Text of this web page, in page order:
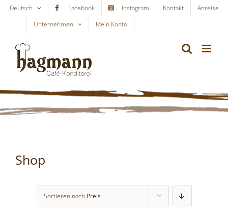
Skip
content
Deutsch Facebook Instagram Kontakt
Anreise
Unternehmen
Mein Konto
Shop
Sortieren nach Preis